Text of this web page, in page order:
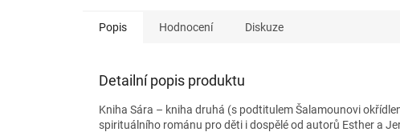
Popis Hodnocení Diskuze
Detailní popis produktu
Kniha Sára – kniha druhá (s podtitulem Šalamounovi
spirituálního románu pro děti i dospělé od autorů Esther a